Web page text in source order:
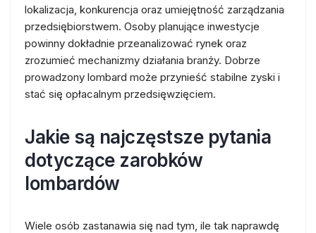
lokalizacja, konkurencja oraz umiejętność zarządzania
przedsiębiorstwem. Osoby planujące inwestycje
powinny dokładnie przeanalizować rynek oraz
zrozumieć mechanizmy działania branży. Dobrze
prowadzony lombard może przynieść stabilne zyski i
stać się opłacalnym przedsięwzięciem.
Jakie są najczęstsze pytania
dotyczące zarobków
lombardów
Wiele osób zastanawia się nad tym, ile tak naprawdę